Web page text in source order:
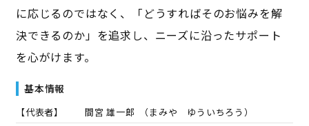
に応じるのではなく、「どうすればそのお悩みを解
決できるのか」を追求し、ニーズに沿ったサポート
を心がけます。
基本情報
【代表者】 間宮 雄一郎 （まみや ゆういちろう）